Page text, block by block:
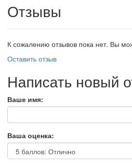
Отзывы
К сожалению отзывов пока нет. Вы
Оставить отзыв
Написать новый
Ваше имя:
Ваша оценка: